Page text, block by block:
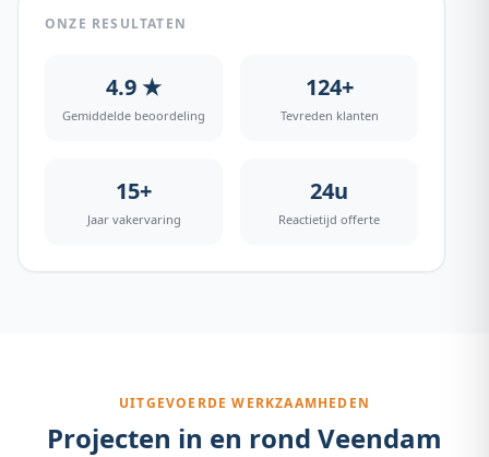
ONZE RESULTATEN
4.9 ★
Gemiddelde beoordeling
124+
Tevreden klanten
15+
Jaar vakervaring
24u
Reactietijd offerte
UITGEVOERDE WERKZAAMHEDEN
Projecten in en rond Veendam